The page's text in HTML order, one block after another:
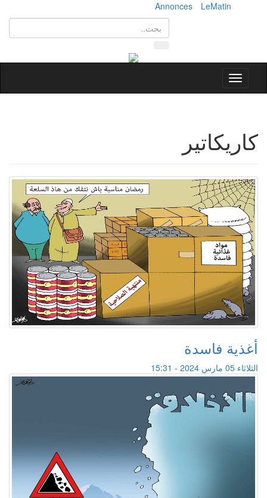
LeMatin
Annonces
Toggle
navigation
كاريكاتير
أغذية فاسدة
الثلاثاء 05 مارس 2024 - 15:31